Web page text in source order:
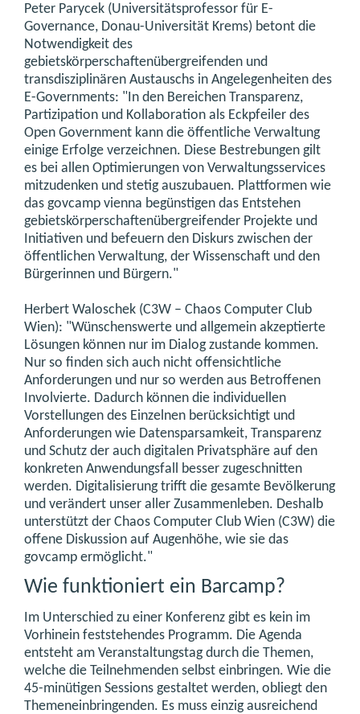
Peter Parycek (Universitätsprofessor für E-
Governance, Donau-Universität Krems) betont die
Notwendigkeit des
gebietskörperschaftenübergreifenden und
transdisziplinären Austauschs in Angelegenheiten des
E-Governments: "In den Bereichen Transparenz,
Partizipation und Kollaboration als Eckpfeiler des
Open Government kann die öffentliche Verwaltung
einige Erfolge verzeichnen. Diese Bestrebungen gilt
es bei allen Optimierungen von Verwaltungsservices
mitzudenken und stetig auszubauen. Plattformen wie
das govcamp vienna begünstigen das Entstehen
gebietskörperschaftenübergreifender Projekte und
Initiativen und befeuern den Diskurs zwischen der
öffentlichen Verwaltung, der Wissenschaft und den
Bürgerinnen und Bürgern."
Herbert Waloschek (C3W – Chaos Computer Club
Wien): "Wünschenswerte und allgemein akzeptierte
Lösungen können nur im Dialog zustande kommen.
Nur so finden sich auch nicht offensichtliche
Anforderungen und nur so werden aus Betroffenen
Involvierte. Dadurch können die individuellen
Vorstellungen des Einzelnen berücksichtigt und
Anforderungen wie Datensparsamkeit, Transparenz
und Schutz der auch digitalen Privatsphäre auf den
konkreten Anwendungsfall besser zugeschnitten
werden. Digitalisierung trifft die gesamte Bevölkerung
und verändert unser aller Zusammenleben. Deshalb
unterstützt der Chaos Computer Club Wien (C3W) die
offene Diskussion auf Augenhöhe, wie sie das
govcamp ermöglicht."
Wie funktioniert ein Barcamp?
Im Unterschied zu einer Konferenz gibt es kein im
Vorhinein feststehendes Programm. Die Agenda
entsteht am Veranstaltungstag durch die Themen,
welche die Teilnehmenden selbst einbringen. Wie die
45-minütigen Sessions gestaltet werden, obliegt den
Themeneinbringenden. Es muss einzig ausreichend